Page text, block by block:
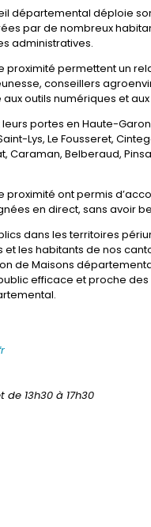
départemental déploie
par de nombreux
administratives.
proximité permettent un
conseillers
outils numériques et
leurs portes en Haute-
Lys, Le Fousseret,
Caraman, Belberaud,
ont permis
en direct, sans avoir
dans les territoires
les habitants de nos
de Maisons
efficace et proche
13h30 à 17h30